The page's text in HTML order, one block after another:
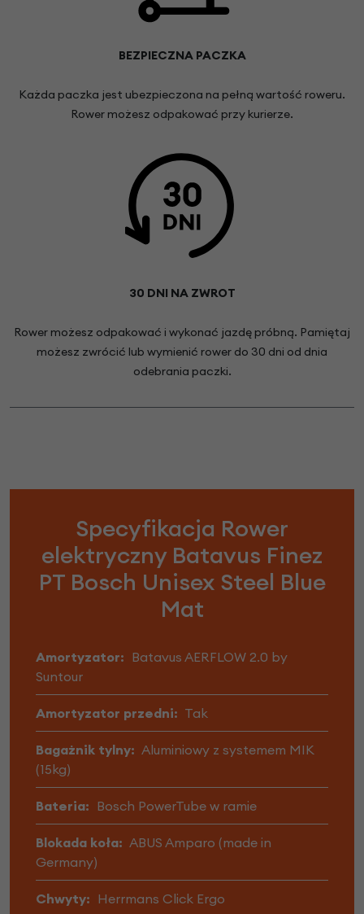
BEZPIECZNA PACZKA
Każda paczka jest ubezpieczona na pełną wartość roweru.
Rower możesz odpakować przy kurierze.
30 DNI NA ZWROT
Rower możesz odpakować i wykonać jazdę próbną. Pamiętaj
możesz zwrócić lub wymienić rower do 30 dni od dnia
odebrania paczki.
Specyfikacja Rower
elektryczny Batavus Finez
PT Bosch Unisex Steel Blue
Mat
Amortyzator: Batavus AERFLOW 2.0 by
Suntour
Amortyzator przedni: Tak
Bagażnik tylny: Aluminiowy z systemem MIK
(15kg)
Bateria: Bosch PowerTube w ramie
Blokada koła: ABUS Amparo (made in
Germany)
Chwyty: Herrmans Click Ergo